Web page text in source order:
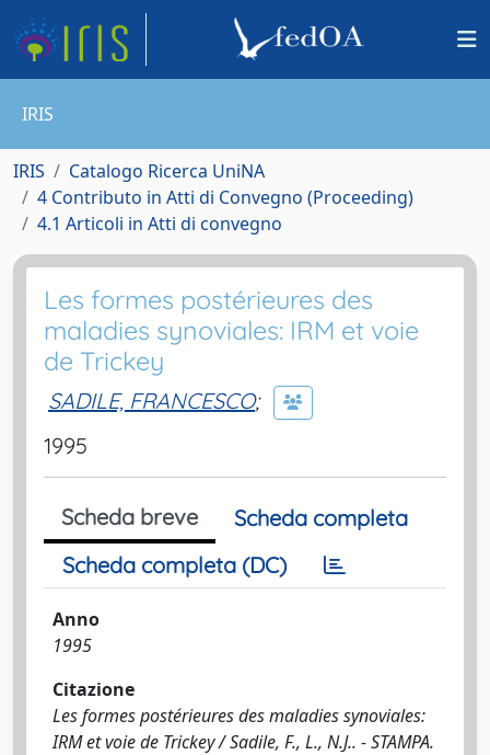
IRIS
IRIS
Catalogo Ricerca UniNA
4 Contributo in Atti di Convegno (Proceeding)
4.1 Articoli in Atti di convegno
Les formes postérieures des
maladies synoviales: IRM et voie
de Trickey
SADILE, FRANCESCO;
1995
Scheda breve
Scheda completa
Scheda completa (DC)
Anno
1995
Citazione
Les formes postérieures des maladies synoviales:
IRM et voie de Trickey / Sadile, F., L., N.J.. - STAMPA.